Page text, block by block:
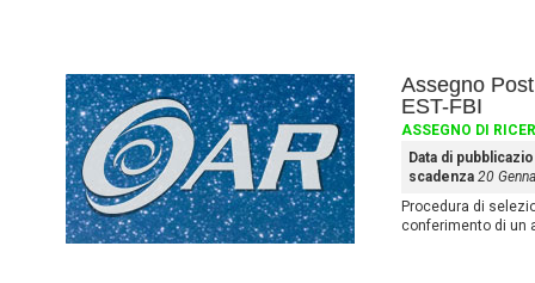
Assegno
EST-FBI
ASSEGNO DI
Data di
scadenza 20
Procedura di
conferimento di un